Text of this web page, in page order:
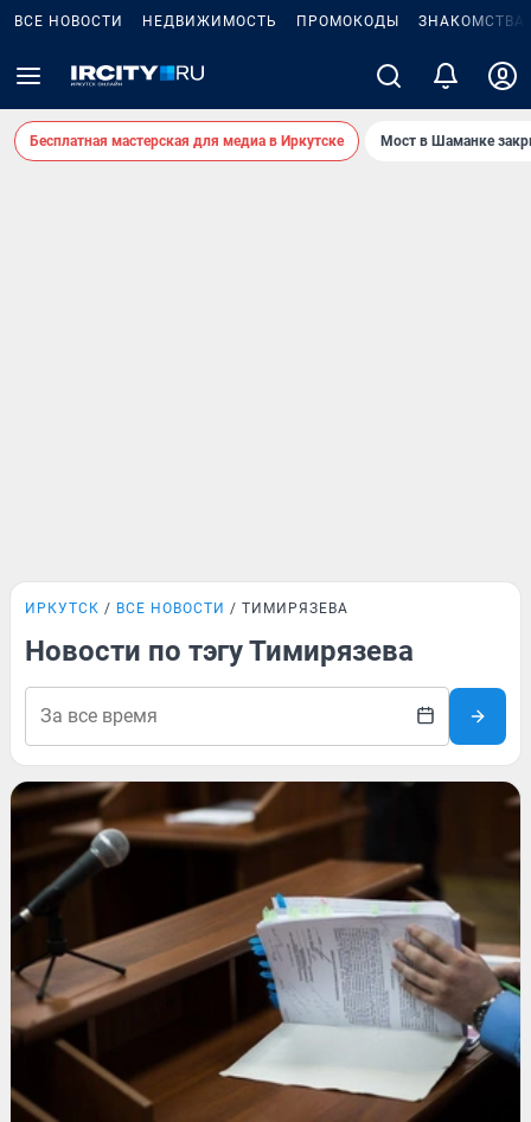
ВСЕ НОВОСТИ НЕДВИЖИМОСТЬ ПРОМОКОДЫ ЗНАКОМСТВА
Бесплатная мастерская для медиа в Иркутске Мост в Шаманке
ИРКУТСК ВСЕ НОВОСТИ ТИМИРЯЗЕВА
Новости по тэгу Тимирязева